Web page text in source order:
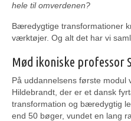
hele til omverdenen?
Bæredygtige transformationer
værktøjer. Og alt det har vi
Mød ikoniske professor
På uddannelsens første modul
Hildebrandt, der er et dansk
transformation og bæredygtig
end 50 bøger, vundet en lang